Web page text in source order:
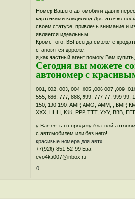
Номер Вашего автомобиля давно
карточками владельца.Достаточно
своем статусе, привлечь внимание и
является идеальным.
Кроме того, ВЫ всегда сможете
становятся дороже.
я,как частный агент помогу Вам
Сегодня вы можете
автономер с
001, 002, 003, 004 ,005 ,006 007 ,009
555, 666, 777, 888, 999, 777 77, 999 99,
150, 190 190, АМР, АМО, АММ, , ВМР,
ХХХ, ННН, ККК, РРР, ТТТ, УУУ, ВВВ, ЕЕЕ
у Вас есть на продажу блатной
с автомобилем или без него!
красивые номера для авто
+7(926)-851-52-99 Ева
evo4ka007@inbox.ru
0